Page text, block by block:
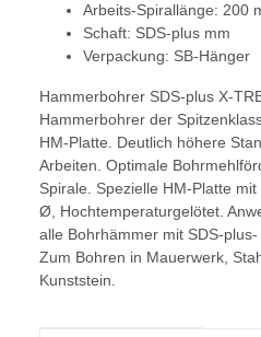
Arbeits-Spirallänge: 200
Schaft: SDS-plus mm
Verpackung: SB-Hänger
Hammerbohrer SDS-plus X-
Hammerbohrer der
HM-Platte. Deutlich höhere
Arbeiten. Optimale
Spirale. Spezielle HM-Platte
Ø, Hochtemperaturgelötet.
alle Bohrhämmer mit SDS-plus-
Zum Bohren in Mauerwerk,
Kunststein.